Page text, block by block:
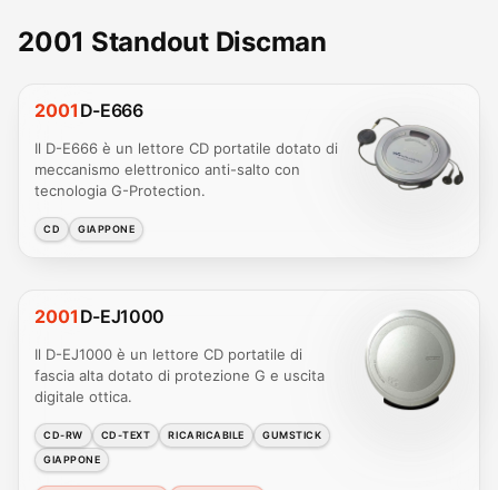
2001 Standout Discman
2001 D-E666
Il D-E666 è un lettore CD portatile dotato di
meccanismo elettronico anti-salto con
tecnologia G-Protection.
CD GIAPPONE
2001 D-EJ1000
Il D-EJ1000 è un lettore CD portatile di
fascia alta dotato di protezione G e uscita
digitale ottica.
CD-RW CD-TEXT RICARICABILE
GUMSTICK
GIAPPONE